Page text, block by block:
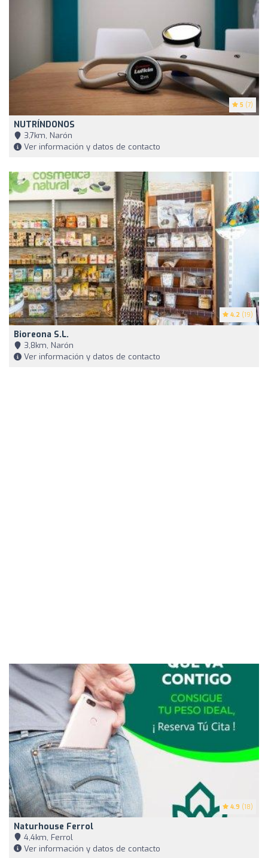
5 (7)
NUTRÍNDONOS
3,7km, Narón
Ver información y datos de contacto
4.2 (19)
Bioreona S.L.
3,8km, Narón
Ver información y datos de contacto
4.9 (18)
Naturhouse Ferrol
4,4km, Ferrol
Ver información y datos de contacto